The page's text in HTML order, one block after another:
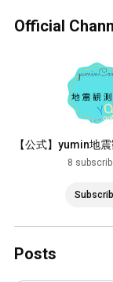
Official
【公式】yumin地
yuminQuakelive
8
Posts